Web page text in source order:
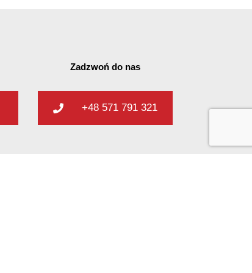
Zadzwoń do nas
+48 571 791 321